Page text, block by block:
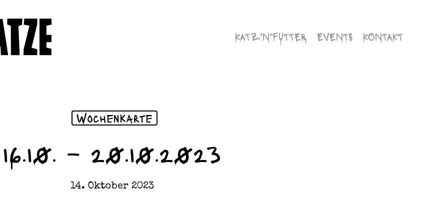
KATZ’N’FUTTER EVENTS KONTAKT
Wochenkarte
16.10. – 20.10.2023
14. Oktober 2023